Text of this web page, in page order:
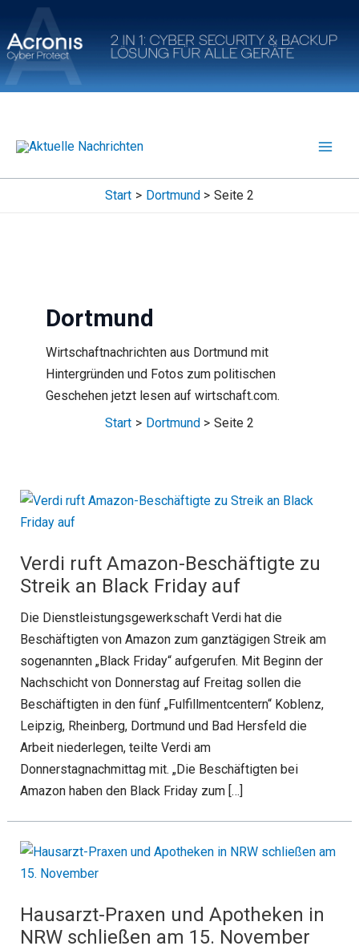
Inhalt
springen
Start Dortmund Seite 2
Dortmund
Wirtschaftnachrichten aus Dortmund mit
Hintergründen und Fotos zum politischen
Geschehen jetzt lesen auf wirtschaft.com.
Start
Dortmund Seite 2
Verdi ruft Amazon-Beschäftigte zu
Streik an Black Friday auf
Die Dienstleistungsgewerkschaft Verdi hat die
Beschäftigten von Amazon zum ganztägigen Streik am
sogenannten „Black Friday“ aufgerufen. Mit Beginn der
Nachschicht von Donnerstag auf Freitag sollen die
Beschäftigten in den fünf „Fulfillmentcentern“ Koblenz,
Leipzig, Rheinberg, Dortmund und Bad Hersfeld die
Arbeit niederlegen, teilte Verdi am
Donnerstagnachmittag mit. „Die Beschäftigten bei
Amazon haben den Black Friday zum […]
Hausarzt-Praxen und Apotheken in
NRW schließen am 15. November